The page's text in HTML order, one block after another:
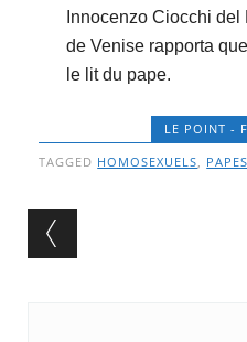
Innocenzo Ciocchi del
de Venise rapporta
le lit du pape.
LE POINT -
TAGGED HOMOSEXUELS, PAPES
Post